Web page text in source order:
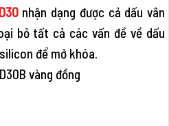
nhận dạng được cả dấu vân
bỏ tất cả các vấn đề về dấu
để mở khóa.